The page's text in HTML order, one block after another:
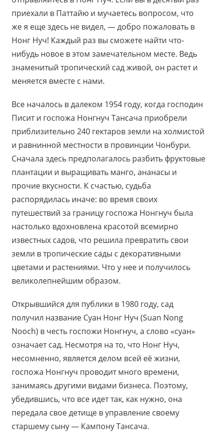
приехали в Паттайю и мучаетесь вопросом, что
же я еще здесь не видел, — добро пожаловать в
Нонг Нуч! Каждый раз вы сможете найти что-
нибудь новое в этом замечательном месте. Ведь
знаменитый тропический сад живой, он растет и
меняется вместе с нами.
Все началось в далеком 1954 году, когда господин
Писит и госпожа Нонгнуч Тансача приобрели
приблизительно 240 гектаров земли на холмистой
и равнинной местности в провинции Чонбури.
Сначала здесь предполагалось разбить фруктовые
плантации и выращивать манго, ананасы и
прочие вкусности. К счастью, судьба
распорядилась иначе: во время своих
путешествий за границу госпожа Нонгнуч была
настолько вдохновлена красотой всемирно
известных садов, что решила превратить свои
земли в тропические сады с декоративными
цветами и растениями. Что у нее и получилось
великолепнейшим образом.
Открывшийся для публики в 1980 году, сад
получил название Суан Нонг Нуч (Suan Nong
Nooch) в честь госпожи Нонгнуч, а слово «суан»
означает сад. Несмотря на то, что Нонг Нуч,
несомненно, является делом всей её жизни,
госпожа Нонгнуч проводит много времени,
занимаясь другими видами бизнеса. Поэтому,
убедившись, что все идет так, как нужно, она
передала свое детище в управление своему
старшему сыну — Кампону Тансача.